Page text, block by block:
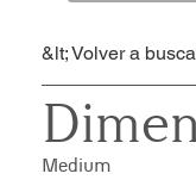
&lt; Volver a
Medium